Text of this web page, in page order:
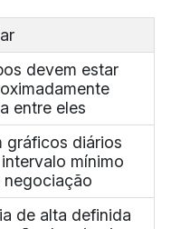
devem estar
entre eles
gráficos diários
mínimo
negociação
de alta definida